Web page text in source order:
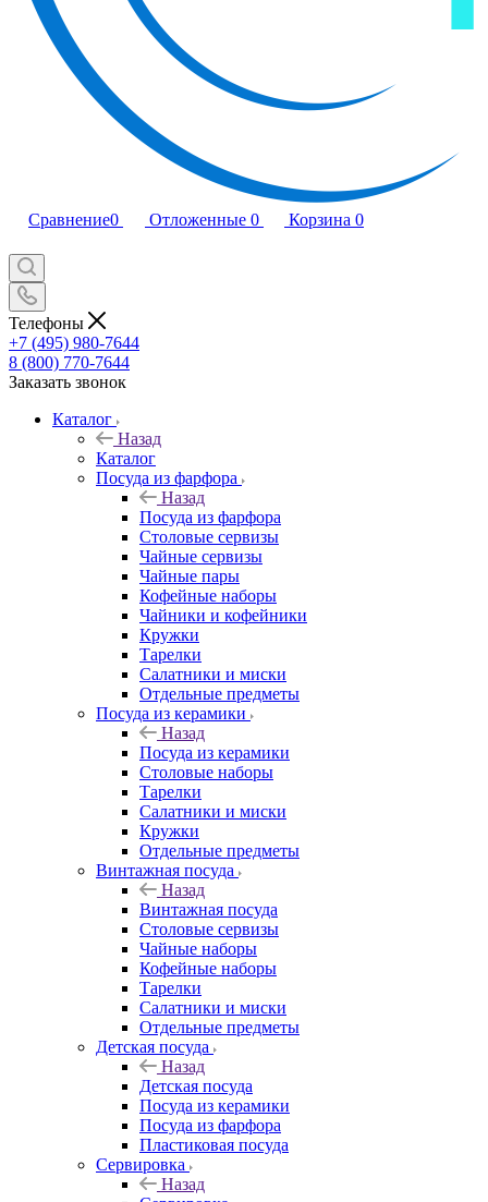
Сравнение0 Отложенные 0 Корзина 0
Телефоны
+7 (495) 980-7644
8 (800) 770-7644
Заказать звонок
Каталог
Назад
Каталог
Посуда из фарфора
Назад
Посуда из фарфора
Столовые сервизы
Чайные сервизы
Чайные пары
Кофейные наборы
Чайники и кофейники
Кружки
Тарелки
Салатники и миски
Отдельные предметы
Посуда из керамики
Назад
Посуда из керамики
Столовые наборы
Тарелки
Салатники и миски
Кружки
Отдельные предметы
Винтажная посуда
Назад
Винтажная посуда
Столовые сервизы
Чайные наборы
Кофейные наборы
Тарелки
Салатники и миски
Отдельные предметы
Детская посуда
Назад
Детская посуда
Посуда из керамики
Посуда из фарфора
Пластиковая посуда
Сервировка
Назад